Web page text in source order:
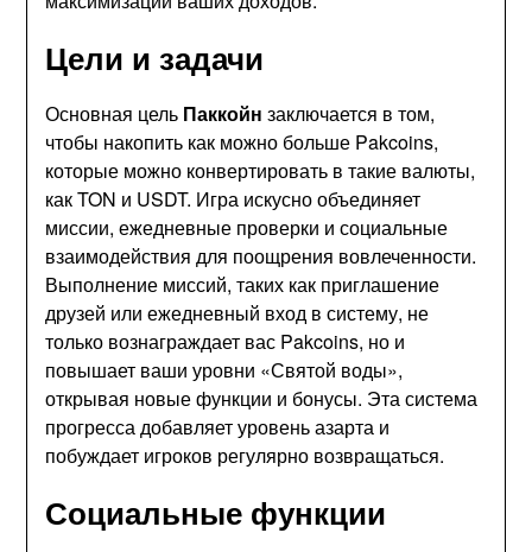
Цели и задачи
Основная цель Паккойн заключается в том,
чтобы накопить как можно больше Pakcoins,
которые можно конвертировать в такие валюты,
как TON и USDT. Игра искусно объединяет
миссии, ежедневные проверки и социальные
взаимодействия для поощрения вовлеченности.
Выполнение миссий, таких как приглашение
друзей или ежедневный вход в систему, не
только вознаграждает вас Pakcoins, но и
повышает ваши уровни «Святой воды»,
открывая новые функции и бонусы. Эта система
прогресса добавляет уровень азарта и
побуждает игроков регулярно возвращаться.
Социальные функции